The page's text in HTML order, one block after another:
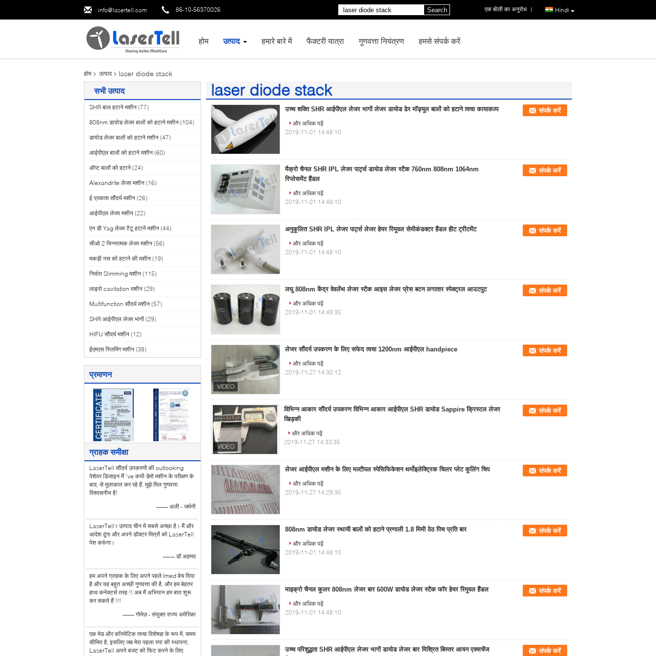
info@lasertell.com 86-10-56370026 Hindi
एक बोली का अनुरोध |
Search
होम उत्पाद हमारे बारे में फैक्टरी यात्रा गुणवत्ता नियंत्रण हमसे संपर्क करें
होम उत्पाद laser diode stack
सभी उत्पाद
SHR बाल हटाने मशीन (77)
808nm डायोड लेजर बालों को हटाने मशीन (104)
डायोड लेजर बालों को हटाने मशीन (47)
आईपीएल बालों को हटाने मशीन (60)
ऑप्ट बालों को हटाने (24)
Alexandrite लेजर मशीन (16)
ई प्रकाश सौंदर्य मशीन (26)
आईपीएल लेजर मशीन (22)
एन डी Yag लेजर टैटू हटाने मशीन (44)
सीओ 2 भिन्नात्मक लेजर मशीन (56)
मकड़ी नस को हटाने की मशीन (19)
निर्वात Slimming मशीन (115)
लाइपो cavitation मशीन (29)
Multifunction सौंदर्य मशीन (57)
SHR आईपीएल लेजर भागों (29)
HIFU सौंदर्य मशीन (12)
ईएमएस स्लिमिंग मशीन (38)
प्रमाणन
ग्राहक समीक्षा
LaserTell सौंदर्य उपकरणों की outlooking
पेशेवर डिजाइन मैं `ve कभी डेमो मशीन के परीक्षण के
बाद, से मुलाकात कर रहे हैं, मुझे मिल गुणवत्ता
विश्वसनीय है!
—— अली - जर्मनी
LaserTell'r उत्पाद चीन में सबसे अच्छा है। मैं और
आदेश दूंगा और अपने डॉक्टर मित्रों को LaserTell
पेश करूंगा।
—— डॉ अहमद
हम अपने ग्राहक के लिए अपने पहले Imed बेच दिया
है और यह बहुत अच्छी गुणवत्ता की है, और हम बेहतर
हाथ कनेक्टर्स तरह !! अब मैं अभियान हम बात शुरू
कर सकते हैं !!!
—— गोमेज़ - संयुक्त राज्य अमेरिका
एक मेड और कॉस्मेटिक त्वचा विशेषज्ञ के रूप में, समय
सीमित है, इसलिए जब मेरा पहला स्पा की स्थापना,
LaserTell अपने बजट को फिट करने के लिए
laser diode stack
(104) उच्च शक्ति SHR आईपीएल लेजर भागों लेजर डायोड ढेर मॉड्यूल बालों को हटाने त्वचा कायाकल्प
संपर्क करें
और अधिक पढ़ें
2019-11-01 14:48:10
मैक्रो चैनल SHR IPL लेजर पार्ट्स डायोड लेजर स्टैक 760nm 808nm 1064nm
रिप्लेसमेंट हैंडल
संपर्क करें
और अधिक पढ़ें
2019-11-01 14:48:10
अनुकूलित SHR IPL लेजर पार्ट्स लेजर हेयर रिमूवल सेमीकंडक्टर हैंडल हीट ट्रीटमेंट
संपर्क करें
और अधिक पढ़ें
2019-11-01 14:48:10
लघु 808nm केंद्र वेवलेंथ लेजर स्टैक आइस लेजर प्रेस बटन लगातार स्पेक्ट्रल आउटपुट
संपर्क करें
और अधिक पढ़ें
2019-11-01 14:49:35
लेजर सौंदर्य उपकरण के लिए सफेद त्वचा 1200nm आईपीएल handpiece
संपर्क करें
और अधिक पढ़ें
2019-11-27 14:30:12
विभिन्न आकार सौंदर्य उपकरण विभिन्न आकार आईपीएल SHR डायोड Sappire क्रिस्टल लेजर
खिड़की
संपर्क करें
और अधिक पढ़ें
2019-11-27 14:33:35
लेजर आईपीएल मशीन के लिए मल्टीपल स्पेसिफिकेशन थर्मोइलेक्ट्रिक चिलर प्लेट कूलिंग चिप
संपर्क करें
और अधिक पढ़ें
2019-11-27 14:29:35
808nm डायोड लेजर स्थायी बालों को हटाने प्रणाली 1.8 मिमी ठेठ पिच प्रति बार
संपर्क करें
और अधिक पढ़ें
2019-11-01 14:48:10
माइक्रो चैनल कूलर 808nm लेजर बार 600W डायोड लेजर स्टैक फॉर हेयर रिमूवल हैंडल
संपर्क करें
और अधिक पढ़ें
2019-11-01 14:48:10
उच्च परिशुद्धता SHR आईपीएल लेजर भागों डायोड लेजर बार मिश्रित बिस्तर आयन एक्सचेंज
संपर्क करें